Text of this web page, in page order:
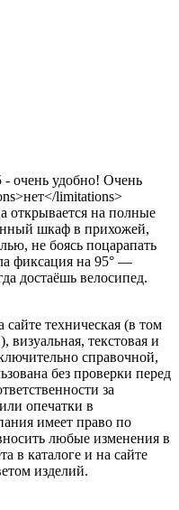
- очень удобно! Очень
limitations>
открывается на полные
шкаф в прихожей,
не боясь поцарапать
фиксация на 95° —
достаёшь велосипед.
техническая (в том
текстовая и
справочной,
без проверки перед
за
опечатки в
имеет право по
любые изменения в
в каталоге и на сайте
изделий.